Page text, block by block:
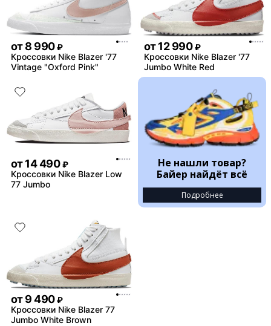
от8 990 ₽
Кроссовки Nike Blazer '77
Vintage "Oxford Pink"
от12 990 ₽
Кроссовки Nike Blazer '77
Jumbo White Red
от14 490 ₽
Кроссовки Nike Blazer Low
77 Jumbo
Не нашли товар?
Байер найдёт всё
Подробнее
от9 490 ₽
Кроссовки Nike Blazer 77
Jumbo White Brown